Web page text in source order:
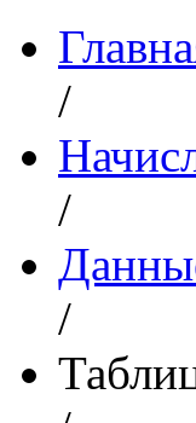
/
/
/